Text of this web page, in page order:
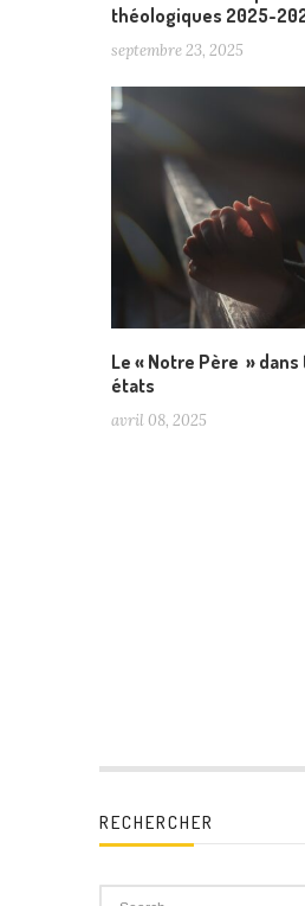
théologiques 2025-
septembre 23, 2025
Le « Notre Père »
états
avril 08, 2025
RECHERCHER